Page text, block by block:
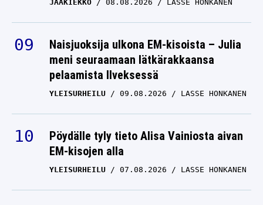
Naisjuoksija ulkona EM-kisoista – Julia
meni seuraamaan lätkärakkaansa
pelaamista Ilveksessä
YLEISURHEILU 09.08.2026
Pöydälle tyly tieto Alisa Vainiosta aivan
EM-kisojen alla
YLEISURHEILU 07.08.2026